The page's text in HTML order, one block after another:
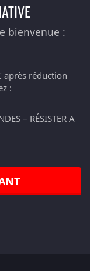
bienvenue :
après réduction
:
– RÉSISTER A